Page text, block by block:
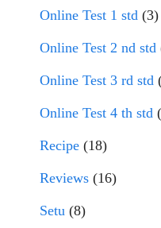
Online Test 1 std (3)
Online Test 2 nd std
Online Test 3 rd std
Online Test 4 th std
Recipe (18)
Reviews (16)
Setu (8)